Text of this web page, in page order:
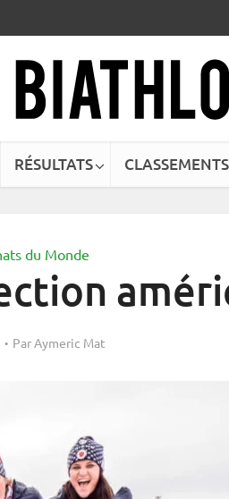
RÉSULTATS CLASSEMENTS
du Monde
ParAymeric Mat